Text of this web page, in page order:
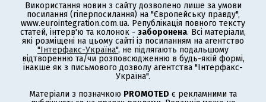
Використання новин з сайту дозволено лише за умови
посилання (гіперпосилання) на "Європейську правду",
www.eurointegration.com.ua. Републікація повного тексту
статей, інтерв'ю та колонок - заборонена. Всі матеріали,
які розміщені на цьому сайті із посиланням на агентство
"Інтерфакс-Україна", не підлягають подальшому
відтворенню та/чи розповсюдженню в будь-якій формі,
інакше як з письмового дозволу агентства "Інтерфакс-
Україна".
Матеріали з позначкою PROMOTED є рекламними та